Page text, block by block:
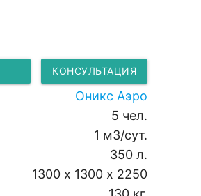
КОНСУЛЬТАЦИЯ
Оникс Аэро
5 чел.
1 м3/сут.
350 л.
1300 х 1300 х 2250